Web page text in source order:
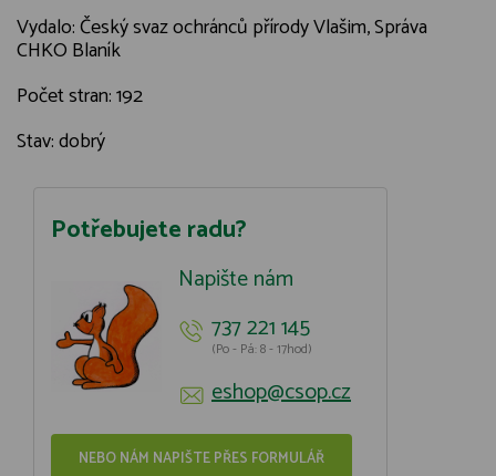
Vydalo: Český svaz ochránců přírody Vlašim, Správa
CHKO Blaník
Počet stran: 192
Stav: dobrý
Potřebujete radu?
Napište nám
737 221 145
(Po - Pá: 8 - 17hod)
eshop@csop.cz
NEBO NÁM NAPIŠTE PŘES FORMULÁŘ